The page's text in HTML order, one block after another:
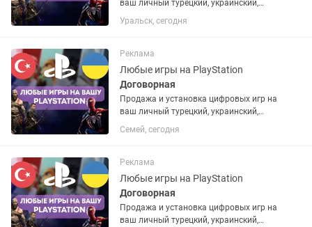
ваш личный турецкий, украинский,
американский или польский PSN
аккаунт. Если аккаунта нет – помогу
запросу. Работают на PS4 и...
Уральск, сегодня
Реклама
Любые игры на PlayStation
Договорная
Продажа и установка цифровых игр на
ваш личный турецкий, украинский,
американский или польский PSN
аккаунт. Если аккаунта нет – помогу
запросу. Работают на PS4 и...
Семей, сегодня
Реклама
Любые игры на PlayStation
Договорная
Продажа и установка цифровых игр на
ваш личный турецкий, украинский,